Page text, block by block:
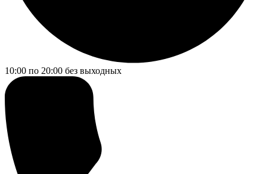
10:00 по 20:00 без выходных